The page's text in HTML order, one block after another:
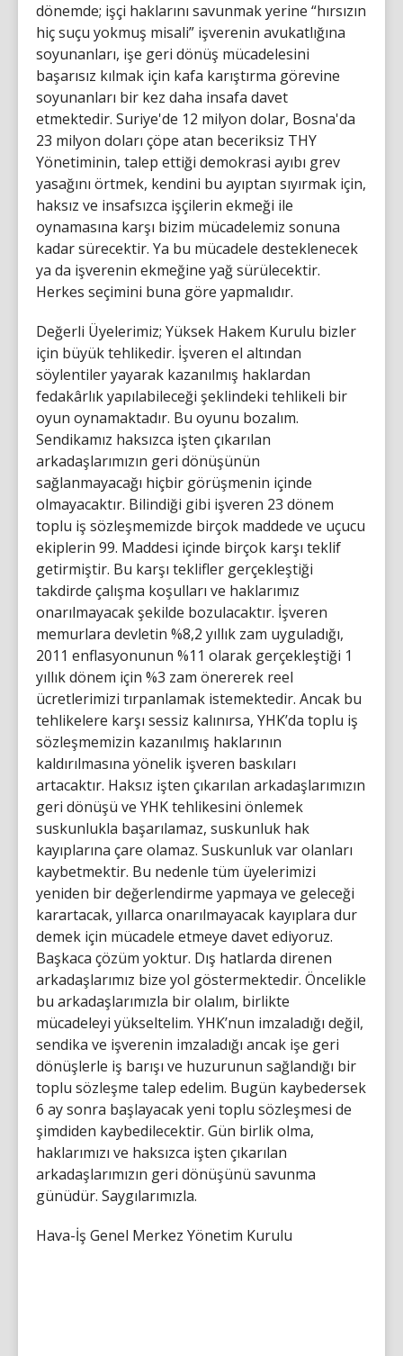
dönemde; işçi haklarını savunmak yerine “hırsızın
hiç suçu yokmuş misali” işverenin avukatlığına
soyunanları, işe geri dönüş mücadelesini
başarısız kılmak için kafa karıştırma görevine
soyunanları bir kez daha insafa davet
etmektedir. Suriye'de 12 milyon dolar, Bosna'da
23 milyon doları çöpe atan beceriksiz THY
Yönetiminin, talep ettiği demokrasi ayıbı grev
yasağını örtmek, kendini bu ayıptan sıyırmak için,
haksız ve insafsızca işçilerin ekmeği ile
oynamasına karşı bizim mücadelemiz sonuna
kadar sürecektir. Ya bu mücadele desteklenecek
ya da işverenin ekmeğine yağ sürülecektir.
Herkes seçimini buna göre yapmalıdır.
Değerli Üyelerimiz; Yüksek Hakem Kurulu bizler
için büyük tehlikedir. İşveren el altından
söylentiler yayarak kazanılmış haklardan
fedakârlık yapılabileceği şeklindeki tehlikeli bir
oyun oynamaktadır. Bu oyunu bozalım.
Sendikamız haksızca işten çıkarılan
arkadaşlarımızın geri dönüşünün
sağlanmayacağı hiçbir görüşmenin içinde
olmayacaktır. Bilindiği gibi işveren 23 dönem
toplu iş sözleşmemizde birçok maddede ve uçucu
ekiplerin 99. Maddesi içinde birçok karşı teklif
getirmiştir. Bu karşı teklifler gerçekleştiği
takdirde çalışma koşulları ve haklarımız
onarılmayacak şekilde bozulacaktır. İşveren
memurlara devletin %8,2 yıllık zam uyguladığı,
2011 enflasyonunun %11 olarak gerçekleştiği 1
yıllık dönem için %3 zam önererek reel
ücretlerimizi tırpanlamak istemektedir. Ancak bu
tehlikelere karşı sessiz kalınırsa, YHK’da toplu iş
sözleşmemizin kazanılmış haklarının
kaldırılmasına yönelik işveren baskıları
artacaktır. Haksız işten çıkarılan arkadaşlarımızın
geri dönüşü ve YHK tehlikesini önlemek
suskunlukla başarılamaz, suskunluk hak
kayıplarına çare olamaz. Suskunluk var olanları
kaybetmektir. Bu nedenle tüm üyelerimizi
yeniden bir değerlendirme yapmaya ve geleceği
karartacak, yıllarca onarılmayacak kayıplara dur
demek için mücadele etmeye davet ediyoruz.
Başkaca çözüm yoktur. Dış hatlarda direnen
arkadaşlarımız bize yol göstermektedir. Öncelikle
bu arkadaşlarımızla bir olalım, birlikte
mücadeleyi yükseltelim. YHK’nun imzaladığı değil,
sendika ve işverenin imzaladığı ancak işe geri
dönüşlerle iş barışı ve huzurunun sağlandığı bir
toplu sözleşme talep edelim. Bugün kaybedersek
6 ay sonra başlayacak yeni toplu sözleşmesi de
şimdiden kaybedilecektir. Gün birlik olma,
haklarımızı ve haksızca işten çıkarılan
arkadaşlarımızın geri dönüşünü savunma
günüdür. Saygılarımızla.
Hava-İş Genel Merkez Yönetim Kurulu